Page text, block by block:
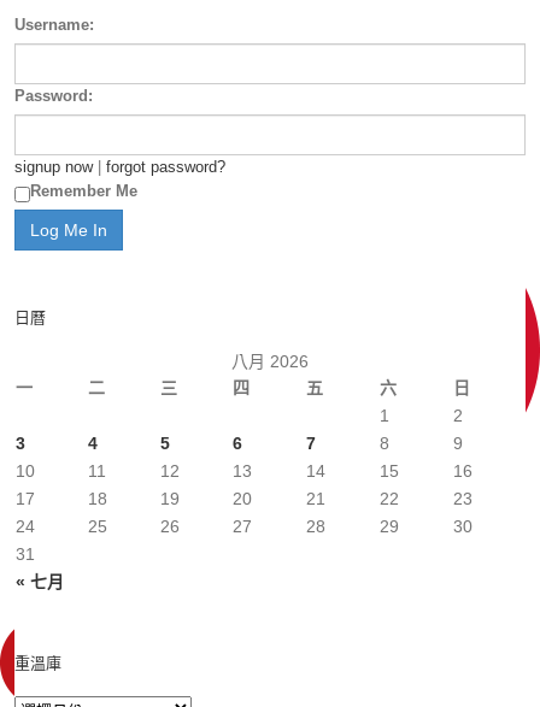
Username:
Password:
signup now| forgot password?
Remember Me
日曆
八月 2026
一
二 三 四 五 六 日
« 七月
1
2
3
4 5 6 7 8
9
10
11 12 13 14 15
16
17
18 19 20 21 22
23
24
25 26 27 28 29
30
31
重溫庫